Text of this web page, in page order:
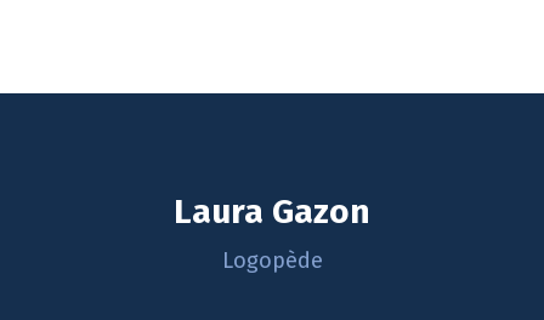
Laura Gazon
Logopède